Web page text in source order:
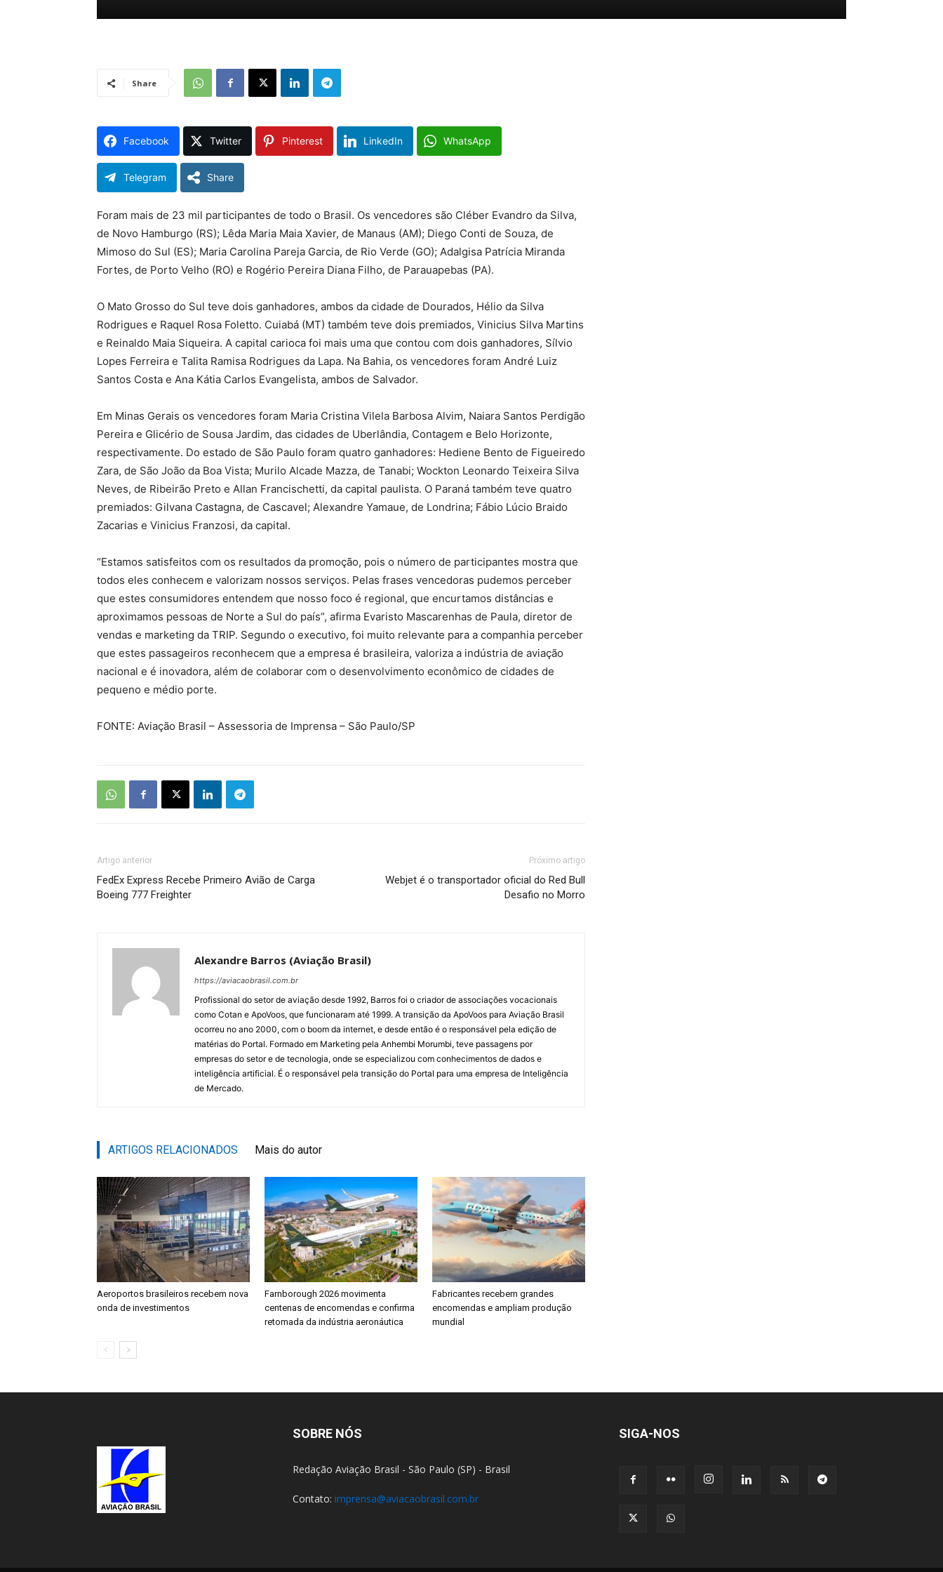
Share
Facebook Twitter Pinterest LinkedIn WhatsApp
Telegram Share
Foram mais de 23 mil participantes de todo o Brasil. Os vencedores são Cléber Evandro da Silva,
de Novo Hamburgo (RS); Lêda Maria Maia Xavier, de Manaus (AM); Diego Conti de Souza, de
Mimoso do Sul (ES); Maria Carolina Pareja Garcia, de Rio Verde (GO); Adalgisa Patrícia Miranda
Fortes, de Porto Velho (RO) e Rogério Pereira Diana Filho, de Parauapebas (PA).
O Mato Grosso do Sul teve dois ganhadores, ambos da cidade de Dourados, Hélio da Silva
Rodrigues e Raquel Rosa Foletto. Cuiabá (MT) também teve dois premiados, Vinicius Silva Martins
e Reinaldo Maia Siqueira. A capital carioca foi mais uma que contou com dois ganhadores, Sílvio
Lopes Ferreira e Talita Ramisa Rodrigues da Lapa. Na Bahia, os vencedores foram André Luiz
Santos Costa e Ana Kátia Carlos Evangelista, ambos de Salvador.
Em Minas Gerais os vencedores foram Maria Cristina Vilela Barbosa Alvim, Naiara Santos Perdigão
Pereira e Glicério de Sousa Jardim, das cidades de Uberlândia, Contagem e Belo Horizonte,
respectivamente. Do estado de São Paulo foram quatro ganhadores: Hediene Bento de Figueiredo
Zara, de São João da Boa Vista; Murilo Alcade Mazza, de Tanabi; Wockton Leonardo Teixeira Silva
Neves, de Ribeirão Preto e Allan Francischetti, da capital paulista. O Paraná também teve quatro
premiados: Gilvana Castagna, de Cascavel; Alexandre Yamaue, de Londrina; Fábio Lúcio Braido
Zacarias e Vinicius Franzosi, da capital.
“Estamos satisfeitos com os resultados da promoção, pois o número de participantes mostra que
todos eles conhecem e valorizam nossos serviços. Pelas frases vencedoras pudemos perceber
que estes consumidores entendem que nosso foco é regional, que encurtamos distâncias e
aproximamos pessoas de Norte a Sul do país”, afirma Evaristo Mascarenhas de Paula, diretor de
vendas e marketing da TRIP. Segundo o executivo, foi muito relevante para a companhia perceber
que estes passageiros reconhecem que a empresa é brasileira, valoriza a indústria de aviação
nacional e é inovadora, além de colaborar com o desenvolvimento econômico de cidades de
pequeno e médio porte.
FONTE: Aviação Brasil – Assessoria de Imprensa – São Paulo/SP
Artigo anterior
FedEx Express Recebe Primeiro Avião de Carga
Boeing 777 Freighter
Próximo artigo
Webjet é o transportador oficial do Red Bull
Desafio no Morro
Alexandre Barros (Aviação Brasil)
https://aviacaobrasil.com.br
Profissional do setor de aviação desde 1992, Barros foi o criador de associações vocacionais
como Cotan e ApoVoos, que funcionaram até 1999. A transição da ApoVoos para Aviação Brasil
ocorreu no ano 2000, com o boom da internet, e desde então é o responsável pela edição de
matérias do Portal. Formado em Marketing pela Anhembi Morumbi, teve passagens por
empresas do setor e de tecnologia, onde se especializou com conhecimentos de dados e
inteligência artificial. É o responsável pela transição do Portal para uma empresa de Inteligência
de Mercado.
ARTIGOS RELACIONADOS Mais do autor
Aeroportos brasileiros recebem nova
onda de investimentos
Farnborough 2026 movimenta
centenas de encomendas e confirma
retomada da indústria aeronáutica
Fabricantes recebem grandes
encomendas e ampliam produção
mundial
SOBRE NÓS
Redação Aviação Brasil - São Paulo (SP) - Brasil
Contato: imprensa@aviacaobrasil.com.br
SIGA-NOS